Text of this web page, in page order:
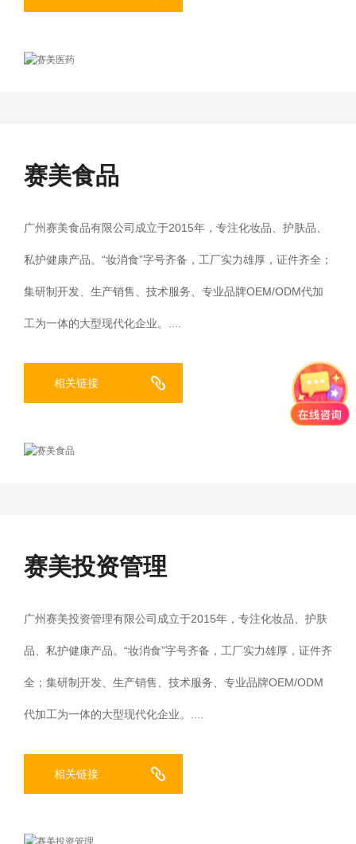
赛美食品
广州赛美食品有限公司成立于2015年，专注化妆品、护肤品、
私护健康产品。“妆消食”字号齐备，工厂实力雄厚，证件齐全；
集研制开发、生产销售、技术服务、专业品牌OEM/ODM代加
工为一体的大型现代化企业。....
相关链接
赛美投资管理
广州赛美投资管理有限公司成立于2015年，专注化妆品、护肤
品、私护健康产品。“妆消食”字号齐备，工厂实力雄厚，证件齐
全；集研制开发、生产销售、技术服务、专业品牌OEM/ODM
代加工为一体的大型现代化企业。....
相关链接